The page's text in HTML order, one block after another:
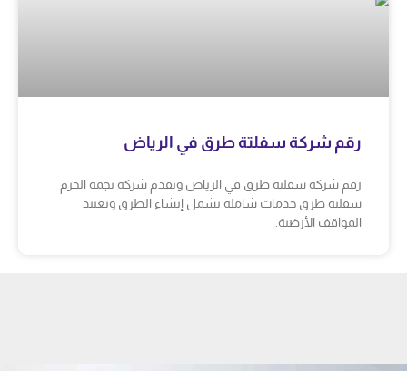
رقم شركة سفلتة طرق في الرياض
رقم شركة سفلتة طرق في الرياض وتقدم شركة نجمة الحزم
سفلتة طرق خدمات شاملة تشمل إنشاء الطرق وتعبيد
المواقف الأرضية.